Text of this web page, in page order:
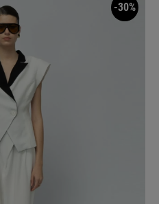
-30%